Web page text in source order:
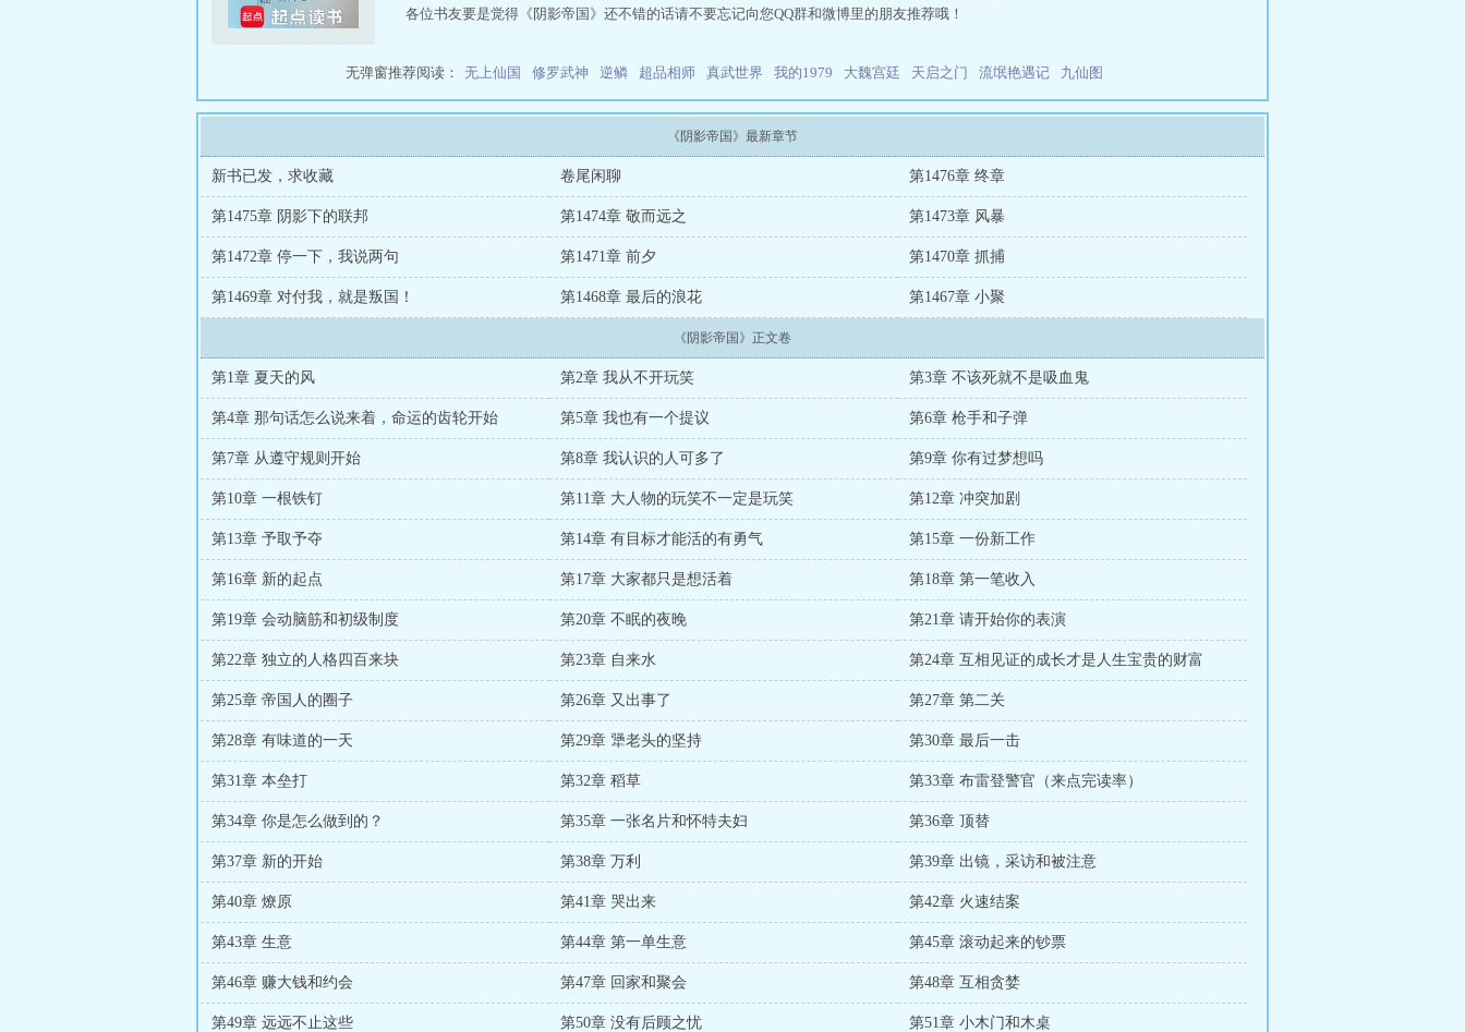
各位书友要是觉得《阴影帝国》还不错的话请不要忘记向您QQ群和微博里的朋友推荐哦！
无弹窗推荐阅读： 无上仙国 修罗武神 逆鳞 超品相师 真武世界 我的1979 大魏宫廷 天启之门 流氓艳遇记 九仙图
《阴影帝国》最新章节
新书已发，求收藏 卷尾闲聊 第1476章 终章
第1475章 阴影下的联邦 第1474章 敬而远之 第1473章 风暴
第1472章 停一下，我说两句 第1471章 前夕 第1470章 抓捕
第1469章 对付我，就是叛国！ 第1468章 最后的浪花 第1467章 小聚
《阴影帝国》正文卷
第1章 夏天的风 第2章 我从不开玩笑 第3章 不该死就不是吸血鬼
第4章 那句话怎么说来着，命运的齿轮开始 第5章 我也有一个提议 第6章 枪手和子弹
第7章 从遵守规则开始 第8章 我认识的人可多了 第9章 你有过梦想吗
第10章 一根铁钉 第11章 大人物的玩笑不一定是玩笑 第12章 冲突加剧
第13章 予取予夺 第14章 有目标才能活的有勇气 第15章 一份新工作
第16章 新的起点 第17章 大家都只是想活着 第18章 第一笔收入
第19章 会动脑筋和初级制度 第20章 不眠的夜晚 第21章 请开始你的表演
第22章 独立的人格四百来块 第23章 自来水 第24章 互相见证的成长才是人生宝贵的财富
第25章 帝国人的圈子 第26章 又出事了 第27章 第二关
第28章 有味道的一天 第29章 犟老头的坚持 第30章 最后一击
第31章 本垒打 第32章 稻草 第33章 布雷登警官（来点完读率）
第34章 你是怎么做到的？ 第35章 一张名片和怀特夫妇 第36章 顶替
第37章 新的开始 第38章 万利 第39章 出镜，采访和被注意
第40章 燎原 第41章 哭出来 第42章 火速结案
第43章 生意 第44章 第一单生意 第45章 滚动起来的钞票
第46章 赚大钱和约会 第47章 回家和聚会 第48章 互相贪婪
第49章 远远不止这些 第50章 没有后顾之忧 第51章 小木门和木桌